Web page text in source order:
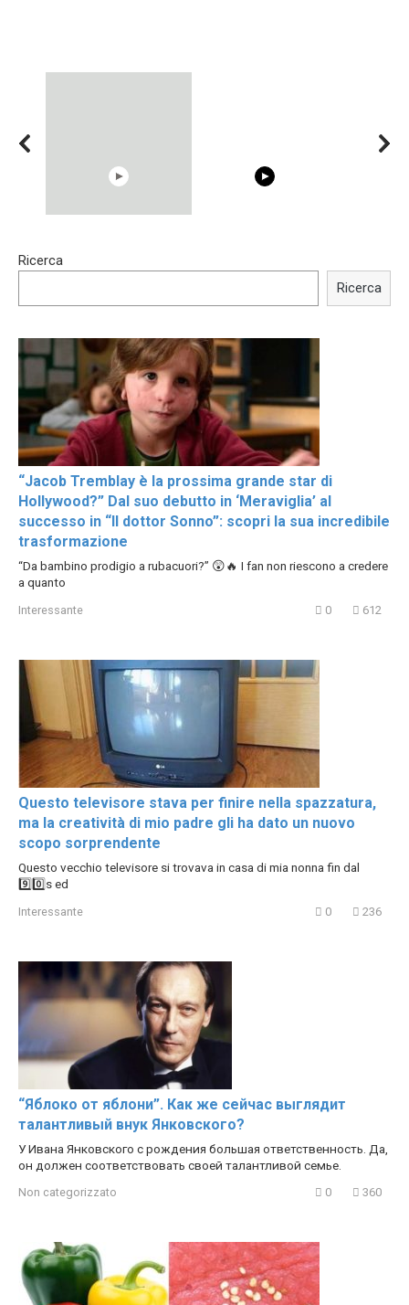
Trying BOLLYWOOD
Shocking illusion - Pretty
Ricerca
Ricerca
“Jacob Tremblay è la prossima grande star di
Hollywood?” Dal suo debutto in ‘Meraviglia’ al
successo in “Il dottor Sonno”: scopri la sua incredibile
trasformazione
“Da bambino prodigio a rubacuori?” 😲🔥 I fan non riescono a credere
a quanto
Interessante 0 612
Questo televisore stava per finire nella spazzatura,
ma la creatività di mio padre gli ha dato un nuovo
scopo sorprendente
Questo vecchio televisore si trovava in casa di mia nonna fin dal
9️⃣0️⃣s ed
Interessante 0 236
“Яблоко от яблони”. Как же сейчас выглядит
талантливый внук Янковского?
У Ивана Янковского с рождения большая ответственность. Да,
он должен соответствовать своей талантливой семье.
Non categorizzato 0 360